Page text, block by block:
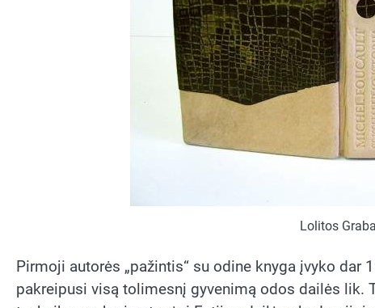
Lolitos
Pirmoji autorės „pažintis“ su odine knyga įvyko dar
pakreipusi visą tolimesnį gyvenimą odos dailės lik.